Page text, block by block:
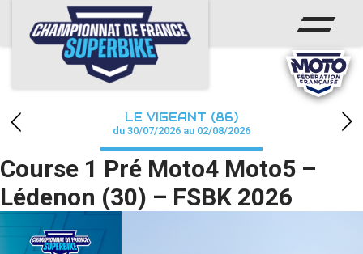
ACCUEIL
CHAMPIONNAT
CALENDRIER
RÉSULTATS
PHOTOS / WEB TV
PARTENAIRES
LE VIGEANT (86)
du 30/07/2026 au 02/08/2026
Course 1 Pré Moto4 Moto5 –
Lédenon (30) – FSBK 2026